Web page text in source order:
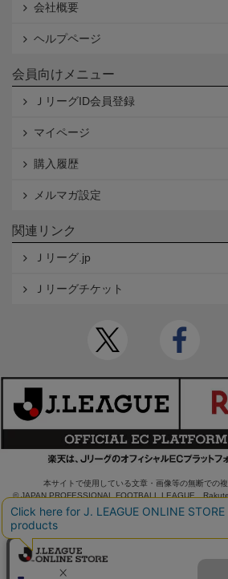
会社概要
ヘルプページ
会員向けメニュー
ＪリーグID会員登録
マイページ
購入履歴
メルマガ設定
関連リンク
Ｊリーグ.jp
Ｊリーグチケット
本サイトで使用している文章・画像等の無断での
© JAPAN PROFESSIONAL FOOTBALL LEAGUE
SERVED.